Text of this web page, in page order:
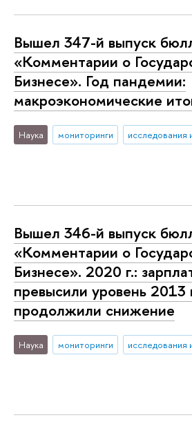
Вышел 347-й выпуск
«Комментарии о
Бизнесе». Год пандемии:
макроэкономические
Наука мониторинги исследования
Вышел 346-й выпуск
«Комментарии о
Бизнесе». 2020 г.:
превысили уровень 2013
продолжили снижение
Наука мониторинги исследования